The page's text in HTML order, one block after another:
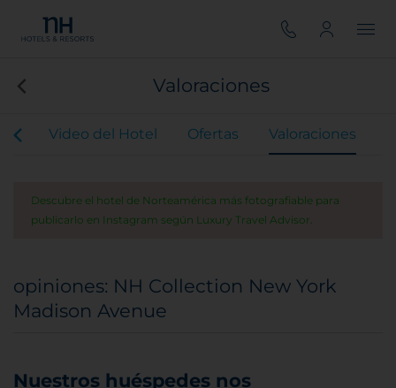
Valoraciones
Video del Hotel Ofertas Valoraciones
Descubre el hotel de Norteamérica más fotografiable para
publicarlo en Instagram según Luxury Travel Advisor.
opiniones: NH Collection New York
Madison Avenue
Nuestros huéspedes nos